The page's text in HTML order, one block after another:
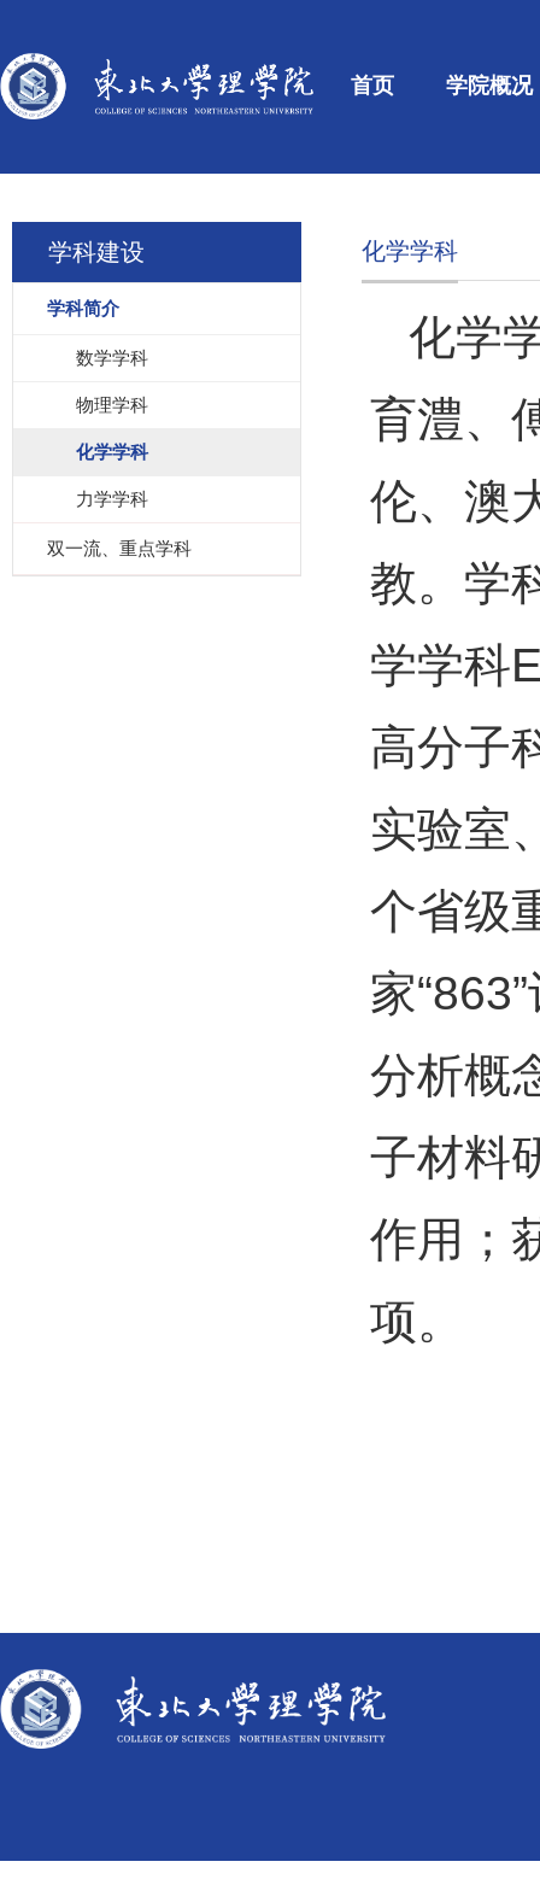
首页 学院概况
学科建设
学科简介
数学学科
物理学科
化学学科
力学学科
双一流、重点学科
化学学科
化学
育澧、
伦、澳
教。学
学学科
高分子
实验室
个省级
家“863”
分析概
子材料
作用；
项。